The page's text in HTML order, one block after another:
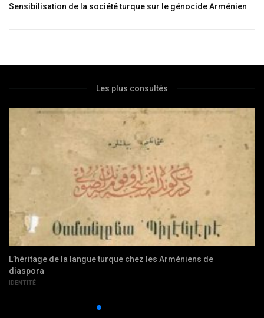
Sensibilisation de la société turque sur le génocide Arménien
Les plus consultés
La Turquie en Europe : un contresens
GÉOPOLITIQUE